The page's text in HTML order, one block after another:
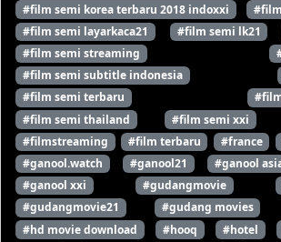
#film semi korea terbaru 2018 indoxxi
#film semi layarkaca21
#film semi lk21
#film semi streaming
#film semi subtitle indonesia
#film semi terbaru
#film semi thailand
#film semi xxi
#filmstreaming
#film terbaru #france
#ganool.watch
#ganool21 #ganool
#ganool xxi
#gudangmovie
#gudangmovie21
#gudang movies
#hd movie download
#hooq #hotel